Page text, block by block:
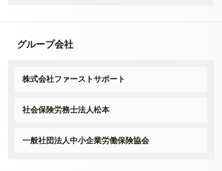
グループ会社
株式会社ファーストサポート
社会保険労務士法人松本
一般社団法人中小企業労働保険協会